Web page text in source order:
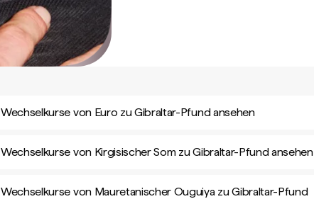
Wechselkurse von Euro zu Gibraltar-Pfund ansehen
Wechselkurse von Kirgisischer Som zu Gibraltar-Pfund ansehen
Wechselkurse von Mauretanischer Ouguiya zu Gibraltar-Pfund